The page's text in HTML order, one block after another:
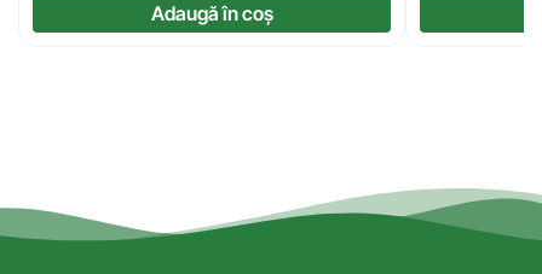
Adaugă în coș